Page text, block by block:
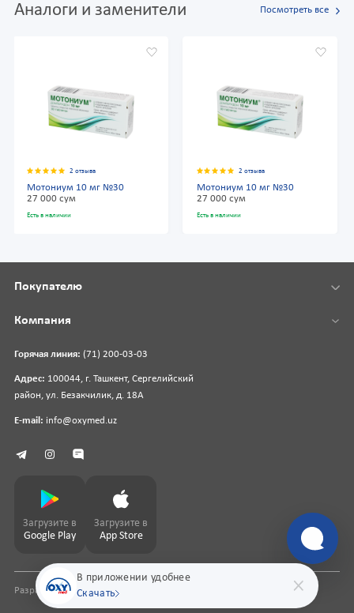
Аналоги и заменители Посмотреть все
2 отзыва
Мотониум 10 мг №30
27 000 сум
Есть в наличии
2 отзыва
Мотониум 10 мг №30
27 000 сум
Есть в наличии
В приложении удобнее
Скачать
Горячая линия: (71) 200-03-03
Адрес: 100044, г. Ташкент, Сергелийский
район, ул. Безакчилик, д. 18А
E-mail: info@oxymed.uz
Покупателю
Компания
Загрузите в
Google Play
Загрузите в
App Store
Разработка сайтаpharmit.uz